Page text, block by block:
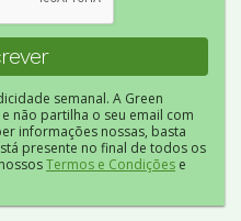
semanal. A Green
não partilha o seu email com
informações nossas, basta
presente no final de todos os
Termos e Condições e